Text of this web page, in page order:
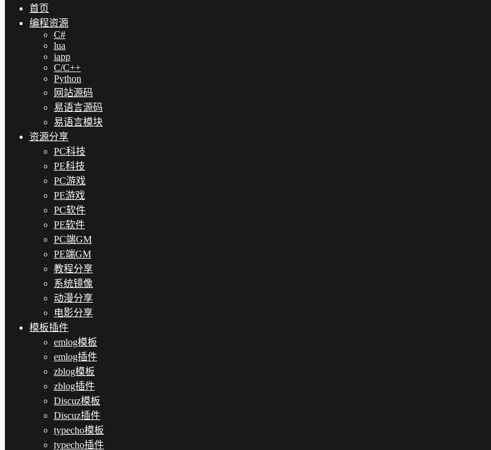
首页
编程资源
C#
lua
iapp
C/C++
Python
网站源码
易语言源码
易语言模块
资源分享
PC科技
PE科技
PC游戏
PE游戏
PC软件
PE软件
PC端GM
PE端GM
教程分享
系统镜像
动漫分享
电影分享
模板插件
emlog模板
emlog插件
zblog模板
zblog插件
Discuz模板
Discuz插件
typecho模板
typecho插件